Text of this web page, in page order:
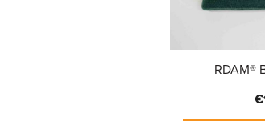
RDAM®
€